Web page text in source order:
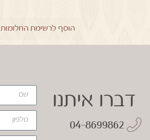
הוסף לרשימת החלומות
דברו איתנו
04-8699862